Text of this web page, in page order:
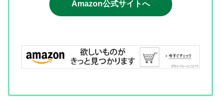
Amazon公式サイトへ